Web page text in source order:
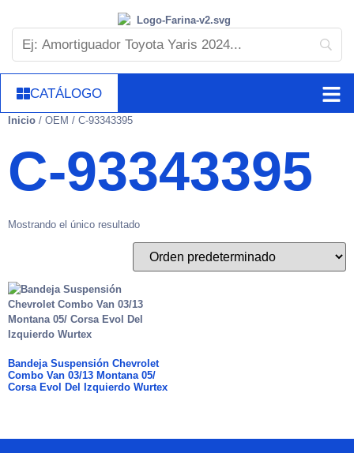
CATÁLOGO
Inicio / OEM / C-93343395
C-93343395
Mostrando el único resultado
Bandeja Suspensión Chevrolet
Combo Van 03/13 Montana 05/
Corsa Evol Del Izquierdo Wurtex